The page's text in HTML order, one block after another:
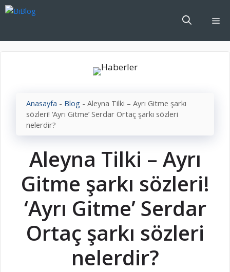
İçeriğe
Anasayfa - Blog - Aleyna Tilki – Ayrı Gitme şarkı
sözleri! ‘Ayrı Gitme’ Serdar Ortaç şarkı sözleri
nelerdir?
Aleyna Tilki – Ayrı
Gitme şarkı sözleri!
‘Ayrı Gitme’ Serdar
Ortaç şarkı sözleri
nelerdir?